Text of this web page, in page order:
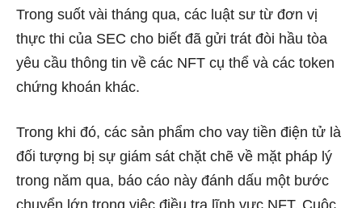
Trong suốt vài tháng qua, các luật sư từ đơn vị
thực thi của SEC cho biết đã gửi trát đòi hầu tòa
yêu cầu thông tin về các NFT cụ thể và các token
chứng khoán khác.
Trong khi đó, các sản phẩm cho vay tiền điện tử là
đối tượng bị sự giám sát chặt chẽ về mặt pháp lý
trong năm qua, báo cáo này đánh dấu một bước
chuyển lớn trong việc điều tra lĩnh vực NFT. Cuộc